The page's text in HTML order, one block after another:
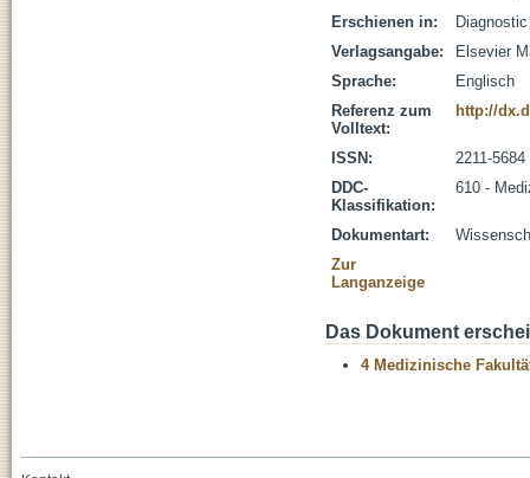
Erschienen in:
Verlagsangabe:
Elsevier
Sprache:
Englisch
Referenz zum
Volltext:
http://
ISSN:
2211-5684
DDC-
Klassifikation:
610 -
Dokumentart:
Zur
Langanzeige
Das Dokument
4 Medizinische